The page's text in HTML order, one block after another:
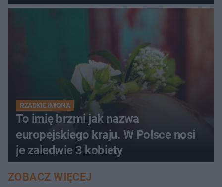
RZADKIE IMIONA
To imię brzmi jak nazwa
europejskiego kraju. W Polsce nosi
je zaledwie 3 kobiety
ZOBACZ WIĘCEJ